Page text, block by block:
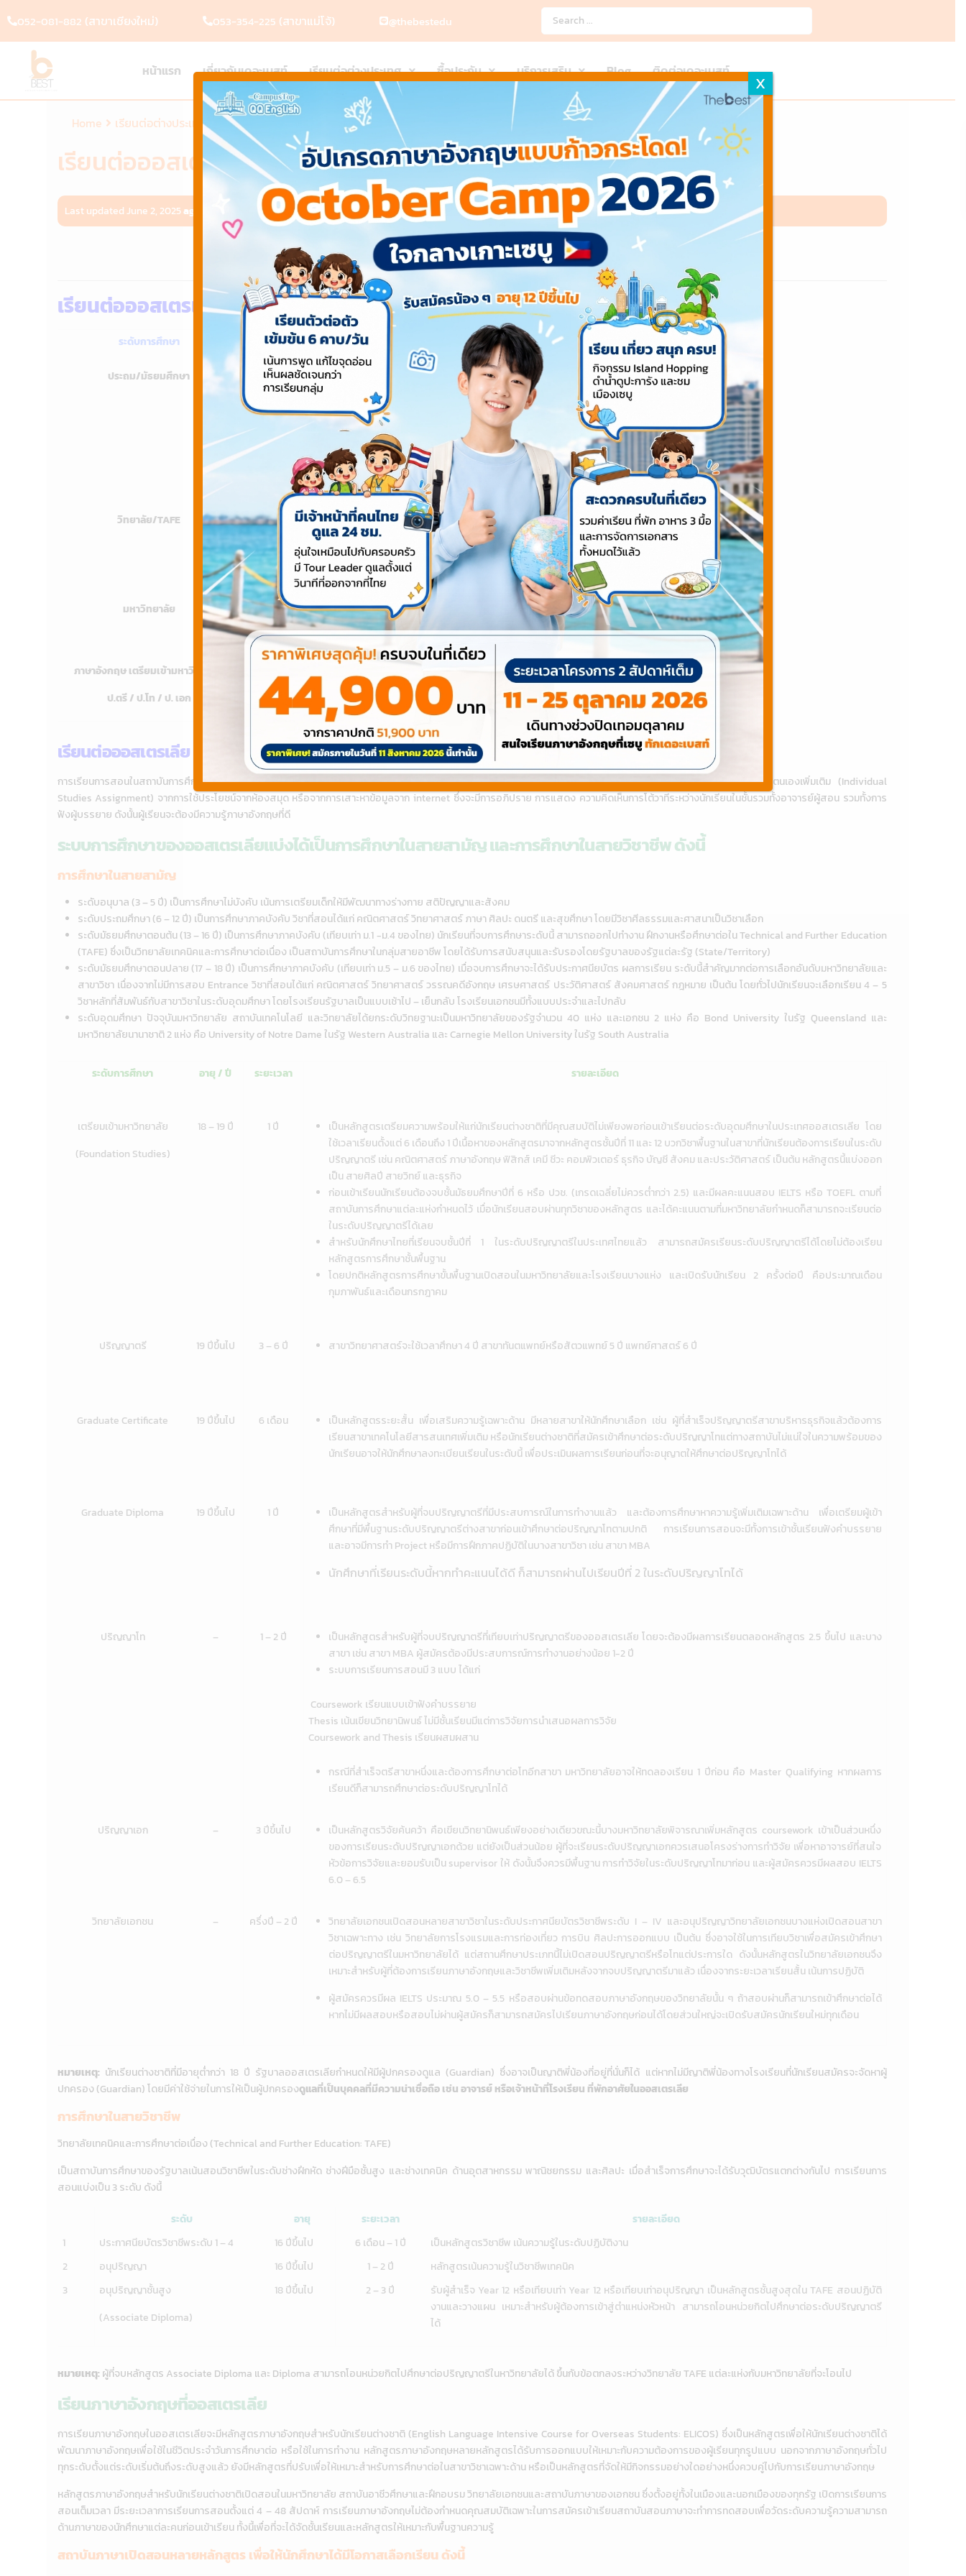
052-081-882 (สาขาเชียงใหม่) 053-354-225 (สาขาแม่โจ้) @thebestedu
หน้าแรก เกี่ยวกับเดอะเบสท์ เรียนต่อต่างประเทศ ซื้อประกัน บริการเสริม Blog ติดต่อเดอะเบสท์
Home เรียนต่อต่างประเทศ เรียนต่อออสเตรเลีย
เรียนต่อออสเตรเลีย
Last updated June 2, 2025ago Webmaster Thebest
เรียนต่อออสเตรเลีย (Study in Australia)
เรียนต่อออสเตรเลีย เปิดเรียนอย่างไรบ้าง?
ระดับการศึกษา ปีการศึกษา
ประถม/มัธยมศึกษา แบ่งภาคการศึกษาเป็น 4 เทอม
เทอม 1 ปลายเดือนมกราคม – กลางเดือนมีนาคม
เทอม 2 ปลายเดือนเมษายน – กลางเดือนมิถุนายน
เทอม 3 ปลายเดือนกรกฎาคม – กลางเดือนกันยายน
เทอม 4 ปลายเดือนตุลาคม – กลางเดือนธันวาคม
วิทยาลัย/TAFE แบ่งภาคการศึกษาออกเป็น 2 เทอมคือ
เทอม 1 เดือนกุมภาพันธ์ – เดือนมิถุนายน
เทอม 2 เดือนกรกฎาคม – เดือนธันวาคม
มหาวิทยาลัย
มีทั้งแบบ 2 เทอม และ 3 เทอม ใน 1 ปี บางแห่งใช้ระบบควบ
โดยจะเริ่มตอนปลายเดือนกุมภาพันธ์ และ สิ้นสุดเดือนพฤศจิกายน
ภาษาอังกฤษ เตรียมเข้ามหาวิทยาลัย
ป.ตรี / ป.โท / ป. เอก
โรงเรียนสอนภาษาส่วนมากจะเปิดตลอดทั้งปี
เรียนต่อออสเตรเลีย มีระบบการศึกษาอย่างไรบ้าง?
การเรียนการสอนในสถาบันการศึกษาของออสเตรเลียส่วนใหญ่นักเรียนจะมีหน้าที่รับผิดชอบในการหาหนังสือเรียนเอง โดยจะมอบหมายงานให้นักเรียนแต่ละคนไปศึกษาค้นคว้าด้วยตนเองเพิ่มเติม (Individual
Studies Assignment) จากการใช้ประโยชน์จากห้องสมุด หรือจากการเสาะหาข้อมูลจาก internet ซึ่งจะมีการอภิปราย การแสดง ความคิดเห็นการโต้วาทีระหว่างนักเรียนในชั้นรวมทั้งอาจารย์ผู้สอน รวมทั้งการ
ฟังผู้บรรยาย ดังนั้นผู้เรียนจะต้องมีความรู้ภาษาอังกฤษที่ดี
ระบบการศึกษาของออสเตรเลียแบ่งได้เป็นการศึกษาในสายสามัญ และการศึกษาในสายวิชาชีพ ดังนี้
การศึกษาในสายสามัญ
ระดับอนุบาล (3 – 5 ปี) เป็นการศึกษาไม่บังคับ เน้นการเตรียมเด็กให้มีพัฒนาทางร่างกาย สติปัญญาและสังคม
ระดับประถมศึกษา (6 – 12 ปี) เป็นการศึกษาภาคบังคับ วิชาที่สอนได้แก่ คณิตศาสตร์ วิทยาศาสตร์ ภาษา ศิลปะ ดนตรี และสุขศึกษา โดยมีวิชาศีลธรรมและศาสนาเป็นวิชาเลือก
ระดับมัธยมศึกษาตอนต้น (13 – 16 ปี) เป็นการศึกษาภาคบังคับ (เทียบเท่า ม.1 -ม.4 ของไทย) นักเรียนที่จบการศึกษาระดับนี้ สามารถออกไปทำงาน ฝึกงานหรือศึกษาต่อใน Technical and Further Education
(TAFE) ซึ่งเป็นวิทยาลัยเทคนิคและการศึกษาต่อเนื่อง เป็นสถาบันการศึกษาในกลุ่มสายอาชีพ โดยได้รับการสนับสนุนและรับรองโดยรัฐบาลของรัฐแต่ละรัฐ (State/Territory)
ระดับมัธยมศึกษาตอนปลาย (17 – 18 ปี) เป็นการศึกษาภาคบังคับ (เทียบเท่า ม.5 – ม.6 ของไทย) เมื่อจบการศึกษาจะได้รับประกาศนียบัตร ผลการเรียน ระดับนี้สำคัญมากต่อการเลือกอันดับมหาวิทยาลัยและ
สาขาวิชา เนื่องจากไม่มีการสอบ Entrance วิชาที่สอนได้แก่ คณิตศาสตร์ วิทยาศาสตร์ วรรณคดีอังกฤษ เศรษศาสตร์ ประวัติศาสตร์ สังคมศาสตร์ กฎหมาย เป็นต้น โดยทั่วไปนักเรียนจะเลือกเรียน 4 – 5
วิชาหลักที่สัมพันธ์กับสาขาวิชาในระดับอุดมศึกษา โดยโรงเรียนรัฐบาลเป็นแบบเช้าไป – เย็นกลับ โรงเรียนเอกชนมีทั้งแบบประจำและไปกลับ
ระดับอุดมศึกษา ปัจจุบันมหาวิทยาลัย สถาบันเทคโนโลยี และวิทยาลัยได้ยกระดับวิทยฐานะเป็นมหาวิทยาลัยของรัฐจำนวน 40 แห่ง และเอกชน 2 แห่ง คือ Bond University ในรัฐ Queensland และ
มหาวิทยาลัยนานาชาติ 2 แห่ง คือ University of Notre Dame ในรัฐ Western Australia และ Carnegie Mellon University ในรัฐ South Australia
ระดับการศึกษา อายุ / ปี ระยะเวลา รายละเอียด
เตรียมเข้ามหาวิทยาลัย
(Foundation Studies)
18 – 19 ปี 1 ปี
เป็นหลักสูตรเตรียมความพร้อมให้แก่นักเรียนต่างชาติที่มีคุณสมบัติไม่เพียงพอก่อนเข้าเรียนต่อระดับอุดมศึกษาในประเทศออสเตรเลีย โดย
ใช้เวลาเรียนตั้งแต่ 6 เดือนถึง 1 ปีเนื้อหาของหลักสูตรมาจากหลักสูตรชั้นปีที่ 11 และ 12 บวกวิชาพื้นฐานในสาขาที่นักเรียนต้องการเรียนในระดับ
ปริญญาตรี เช่น คณิตศาสตร์ ภาษาอังกฤษ ฟิสิกส์ เคมี ชีวะ คอมพิวเตอร์ ธุรกิจ บัญชี สังคม และประวัติศาสตร์ เป็นต้น หลักสูตรนี้แบ่งออก
เป็น สายศิลปี สายวิทย์ และธุรกิจ
ก่อนเข้าเรียนนักเรียนต้องจบชั้นมัธยมศึกษาปีที่ 6 หรือ ปวช. (เกรดเฉลี่ยไม่ควรต่ำกว่า 2.5) และมีผลคะแนนสอบ IELTS หรือ TOEFL ตามที่
สถาบันการศึกษาแต่ละแห่งกำหนดไว้ เมื่อนักเรียนสอบผ่านทุกวิชาของหลักสูตร และได้คะแนนตามที่มหาวิทยาลัยกำหนดก็สามารถจะเรียนต่อ
ในระดับปริญญาตรีได้เลย
สำหรับนักศึกษาไทยที่เรียนจบชั้นปีที่ 1 ในระดับปริญญาตรีในประเทศไทยแล้ว สามารถสมัครเรียนระดับปริญญาตรีได้โดยไม่ต้องเรียน
หลักสูตรการศึกษาชั้นพื้นฐาน
โดยปกติหลักสูตรการศึกษาขั้นพื้นฐานเปิดสอนในมหาวิทยาลัยและโรงเรียนบางแห่ง และเปิดรับนักเรียน 2 ครั้งต่อปี คือประมาณเดือน
กุมภาพันธ์และเดือนกรกฎาคม
ปริญญาตรี 19 ปีขึ้นไป 3 – 6 ปี สาขาวิทยาศาสตร์จะใช้เวลาศึกษา 4 ปี สาขาทันตแพทย์หรือสัตวแพทย์ 5 ปี แพทย์ศาสตร์ 6 ปี
Graduate Certificate 19 ปีขึ้นไป 6 เดือน
เป็นหลักสูตรระยะสั้น เพื่อเสริมความรู้เฉพาะด้าน มีหลายสาขาให้นักศึกษาเลือก เช่น ผู้ที่สำเร็จปริญญาตรีสาขาบริหารธุรกิจแล้วต้องการ
เรียนสาขาเทคโนโลยีสารสนเทศเพิ่มเติม หรือนักเรียนต่างชาติที่สมัครเข้าศึกษาต่อระดับปริญญาโทแต่ทางสถาบันไม่แน่ใจในความพร้อมของ
นักเรียนอาจให้นักศึกษาลงทะเบียนเรียนในระดับนี้ เพื่อประเมินผลการเรียนก่อนที่จะอนุญาตให้ศึกษาต่อปริญญาโทได้
Graduate Diploma 19 ปีขึ้นไป 1 ปี
เป็นหลักสูตรสำหรับผู้ที่จบปริญญาตรีที่มีประสบการณ์ในการทำงานแล้ว และต้องการศึกษาหาความรู้เพิ่มเติมเฉพาะด้าน เพื่อเตรียมผู้เข้า
ศึกษาที่มีพื้นฐานระดับปริญญาตรีต่างสาขาก่อนเข้าศึกษาต่อปริญญาโทตามปกติ การเรียนการสอนจะมีทั้งการเข้าชั้นเรียนฟังคำบรรยาย
และอาจมีการทำ Project หรือมีการฝึกภาคปฏิบัติในบางสาขาวิชา เช่น สาขา MBA
นักศึกษาที่เรียนระดับนี้หากทำคะแนนได้ดี ก็สามารถผ่านไปเรียนปีที่ 2 ในระดับปริญญาโทได้
ปริญญาโท – 1 – 2 ปี
เป็นหลักสูตรสำหรับผู้ที่จบปริญญาตรีที่เทียบเท่าปริญญาตรีของออสเตรเลีย โดยจะต้องมีผลการเรียนตลอดหลักสูตร 2.5 ขึ้นไป และบาง
สาขา เช่น สาขา MBA ผู้สมัครต้องมีประสบการณ์การทำงานอย่างน้อย 1-2 ปี
ระบบการเรียนการสอนมี 3 แบบ ได้แก่
Coursework เรียนแบบเข้าฟังคำบรรยาย
Thesis เน้นเขียนวิทยานิพนธ์ ไม่มีชั้นเรียนมีแต่การวิจัยการนำเสนอผลการวิจัย
Coursework and Thesis เรียนผสมผสาน
กรณีที่สำเร็จตรีสาขาหนึ่งและต้องการศึกษาต่อโทอีกสาขา มหาวิทยาลัยอาจให้ทดลองเรียน 1 ปีก่อน คือ Master Qualifying หากผลการ
เรียนดีก็สามารถศึกษาต่อระดับปริญญาโทได้
ปริญญาเอก – 3 ปีขึ้นไป
เป็นหลักสูตรวิจัยค้นคว้า คือเขียนวิทยานิพนธ์เพียงอย่างเดียวขณะนี้บางมหาวิทยาลัยพิจารณาเพิ่มหลักสูตร coursework เข้าเป็นส่วนหนึ่ง
ของการเรียนระดับปริญญาเอกด้วย แต่ยังเป็นส่วนน้อย ผู้ที่จะเรียนระดับปริญญาเอกควรเสนอโครงร่างการทำวิจัย เพื่อหาอาจารย์ที่สนใจ
หัวข้อการวิจัยและยอมรับเป็น supervisor ให้ ดังนั้นจึงควรมีพื้นฐาน การทำวิจัยในระดับปริญญาโทมาก่อน และผู้สมัครควรมีผลสอบ IELTS
6.0 – 6.5
วิทยาลัยเอกชน – ครึ่งปี – 2 ปี
วิทยาลัยเอกชนเปิดสอนหลายสาขาวิชาในระดับประกาศนียบัตรวิชาชีพระดับ I – IV และอนุปริญญาวิทยาลัยเอกชนบางแห่งเปิดสอนสาขา
วิชาเฉพาะทาง เช่น วิทยาลัยการโรงแรมและการท่องเที่ยว การบิน ศิลปะการออกแบบ เป็นต้น ซึ่งอาจใช้ในการเทียบวิชาเพื่อสมัครเข้าศึกษา
ต่อปริญญาตรีในมหาวิทยาลัยได้ แต่สถานศึกษาประเภทนี้ไม่เปิดสอนปริญญาตรีหรือโทแต่ประการใด ดังนั้นหลักสูตรในวิทยาลัยเอกชนจึง
เหมาะสำหรับผู้ที่ต้องการเรียนภาษาอังกฤษและวิชาชีพเพิ่มเติมหลังจากจบปริญญาตรีมาแล้ว เนื่องจากระยะเวลาเรียนสั้น เน้นการปฏิบัติ
ผู้สมัครควรมีผล IELTS ประมาณ 5.0 – 5.5 หรือสอบผ่านข้อทดสอบภาษาอังกฤษของวิทยาลัยนั้น ๆ ถ้าสอบผ่านก็สามารถเข้าศึกษาต่อได้
หากไม่มีผลสอบหรือสอบไม่ผ่านผู้สมัครก็สามารถสมัครไปเรียนภาษาอังกฤษก่อนได้โดยส่วนใหญ่จะเปิดรับสมัครนักเรียนใหม่ทุกเดือน
หมายเหตุ: นักเรียนต่างชาติที่มีอายุต่ำกว่า 18 ปี รัฐบาลออสเตรเลียกำหนดให้มีผู้ปกครองดูแล (Guardian) ซึ่งอาจเป็นญาติพี่น้องที่อยู่ที่นั่นก็ได้ แต่หากไม่มีญาติพี่น้องทางโรงเรียนที่นักเรียนสมัครจะจัดหาผู้
ปกครอง (Guardian) โดยมีค่าใช้จ่ายในการให้เป็นผู้ปกครองดูแลที่เป็นบุคคลที่มีความน่าเชื่อถือ เช่น อาจารย์ หรือเจ้าหน้าที่โรงเรียน ที่พักอาศัยในออสเตรเลีย
การศึกษาในสายวิชาชีพ
วิทยาลัยเทคนิคและการศึกษาต่อเนื่อง (Technical and Further Education: TAFE)
เป็นสถาบันการศึกษาของรัฐบาลเน้นสอนวิชาชีพในระดับช่างฝึกหัด ช่างฝีมือชั้นสูง และช่างเทคนิค ด้านอุตสาหกรรม พาณิชยกรรม และศิลปะ เมื่อสำเร็จการศึกษาจะได้รับวุฒิบัตรแตกต่างกันไป การเรียนการ
สอนแบ่งเป็น 3 ระดับ ดังนี้
ระดับ อายุ ระยะเวลา
รายละเอียด
1
ประกาศนียบัตรวิชาชีพระดับ 1 – 4 16 ปีขึ้นไป 6 เดือน – 1 ปี
เป็นหลักสูตรวิชาชีพ เน้นความรู้ในระดับปฏิบัติงาน
2
อนุปริญญา 16 ปีขึ้นไป 1 – 2 ปี
หลักสูตรเน้นความรู้ในวิชาชีพเทคนิค
3
อนุปริญญาชั้นสูง
(Associate Diploma)
18 ปีขึ้นไป 2 – 3 ปี
รับผู้สำเร็จ Year 12 หรือเทียบเท่า Year 12 หรือเทียบเท่าอนุปริญญา เป็นหลักสูตรชั้นสูงสุดใน TAFE สอนปฏิบัติ
งานและวางแผน เหมาะสำหรับผู้ต้องการเข้าสู่ตำแหน่งหัวหน้า สามารถโอนหน่วยกิตไปศึกษาต่อระดับปริญญาตรี
ได้
หมายเหตุ: ผู้ที่จบหลักสูตร Associate Diploma และ Diploma สามารถโอนหน่วยกิตไปศึกษาต่อปริญญาตรีในหาวิทยาลัยได้ ขึ้นกับข้อตกลงระหว่างวิทยาลัย TAFE แต่ละแห่งกับมหาวิทยาลัยที่จะโอนไป
เรียนภาษาอังกฤษที่ออสเตรเลีย
การเรียนภาษาอังกฤษในออสเตรเลียจะมีหลักสูตรภาษาอังกฤษสำหรับนักเรียนต่างชาติ (English Language Intensive Course for Overseas Students: ELICOS) ซึ่งเป็นหลักสูตรเพื่อให้นักเรียนต่างชาติได้
พัฒนาภาษาอังกฤษเพื่อใช้ในชีวิตประจำวันการศึกษาต่อ หรือใช้ในการทำงาน หลักสูตรภาษาอังกฤษหลายหลักสูตรได้รับการออกแบบให้เหมาะกับความต้องการของผู้เรียนทุกรูปแบบ นอกจากภาษาอังกฤษทั่วไป
ทุกระดับตั้งแต่ระดับเริ่มต้นถึงระดับสูงแล้ว ยังมีหลักสูตรที่ปรับเพื่อให้เหมาะสำหรับการศึกษาต่อในสาขาวิชาเฉพาะด้าน หรือเป็นหลักสูตรที่จัดให้มีกิจกรรมอย่างใดอย่างหนึ่งควบคู่ไปกับการเรียนภาษาอังกฤษ
หลักสูตรภาษาอังกฤษสำหรับนักเรียนต่างชาติเปิดสอนในมหาวิทยาลัย สถาบันอาชีวศึกษาและฝึกอบรม วิทยาลัยเอกชนและสถาบันภาษาของเอกชน ซึ่งตั้งอยู่ทั้งในเมืองและนอกเมืองของทุกรัฐ เปิดการเรียนการ
สอนเต็มเวลา มีระยะเวลาการเรียนการสอนตั้งแต่ 4 – 48 สัปดาห์ การเรียนภาษาอังกฤษไม่ต้องกำหนดคุณสมบัติเฉพาะในการสมัครเข้าเรียนสถาบันสอนภาษาจะทำการทดสอบเพื่อวัดระดับความรู้ความสามารถ
ด้านภาษาของนักศึกษาแต่ละคนก่อนเข้าเรียน ทั้งนี้เพื่อที่จะได้จัดชั้นเรียนและหลักสูตรให้เหมาะกับพื้นฐานความรู้
สถาบันภาษาเปิดสอนหลายหลักสูตร เพื่อให้นักศึกษาได้มีโอกาสเลือกเรียน ดังนี้
X